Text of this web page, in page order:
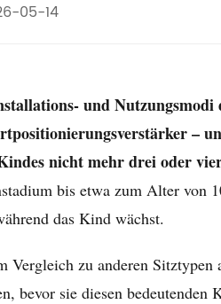
05-14
und
–
nicht mehr drei oder
bis etwa zum Alter von
das Kind wächst.
zu anderen
bevor sie diesen bedeutenden